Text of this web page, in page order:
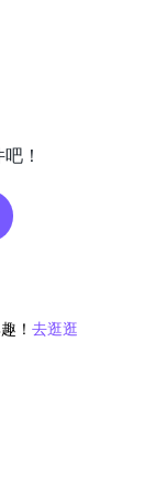
！
！ 去逛逛